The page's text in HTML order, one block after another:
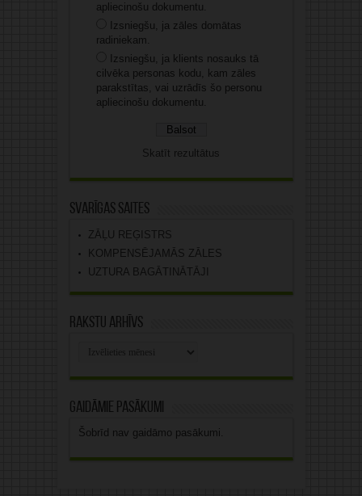
apliecinošu dokumentu.
Izsniegšu, ja zāles domātas
radiniekam.
Izsniegšu, ja klients nosauks tā
cilvēka personas kodu, kam zāles
parakstītas, vai uzrādīs šo personu
apliecinošu dokumentu.
Skatīt rezultātus
Svarīgas saites
ZĀĻU REĢISTRS
KOMPENSĒJAMĀS ZĀLES
UZTURA BAGĀTINĀTĀJI
Rakstu arhīvs
Gaidāmie pasākumi
Šobrīd nav gaidāmo pasākumi.